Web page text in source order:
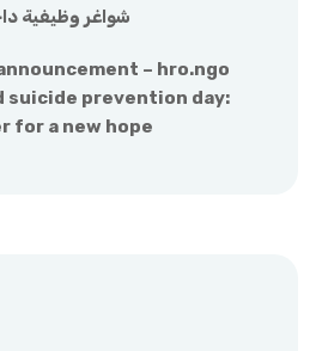
شواغر وظيفية
– hro.ngo
suicide prevention day:
for a new hope